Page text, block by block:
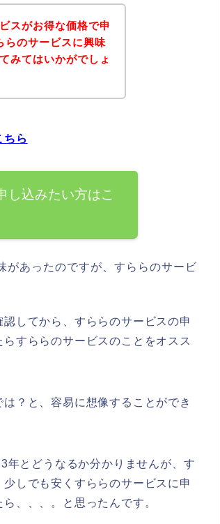
スがお得な価格で申
らのサービスに興味
みてはいかがでしょ
ちら
し込みたい方はこ
があったのですが、すららのサービ
してから、すららのサービスの申
すららのサービスのことをオスス
？と、容易に想像することができ
とどうなるか分かりませんが、す
しでも安くすららのサービスに申
、、、。と思ったんです。